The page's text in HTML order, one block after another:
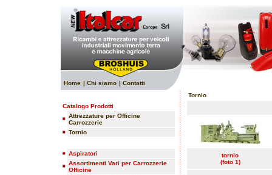
Home | Chi siamo | Contatti
Catalogo Prodotti
Attrezzature per Officine
Carrozzerie
Tornio
Aspiratori
Assortimenti Vari per Carrozzerie
Officine
Tornio
tornio
(foto 1)